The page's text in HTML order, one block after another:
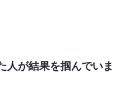
人が結果を掴んでい